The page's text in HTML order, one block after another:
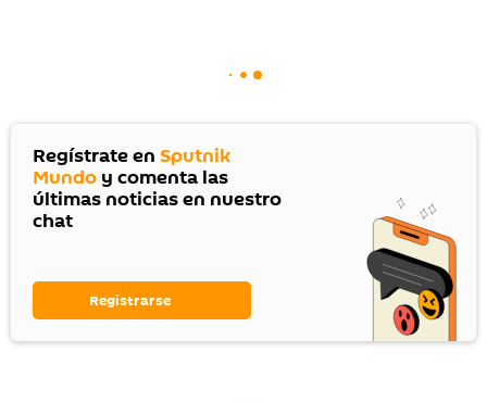
Regístrate en Sputnik
Mundo y comenta las
últimas noticias en nuestro
chat
Registrarse